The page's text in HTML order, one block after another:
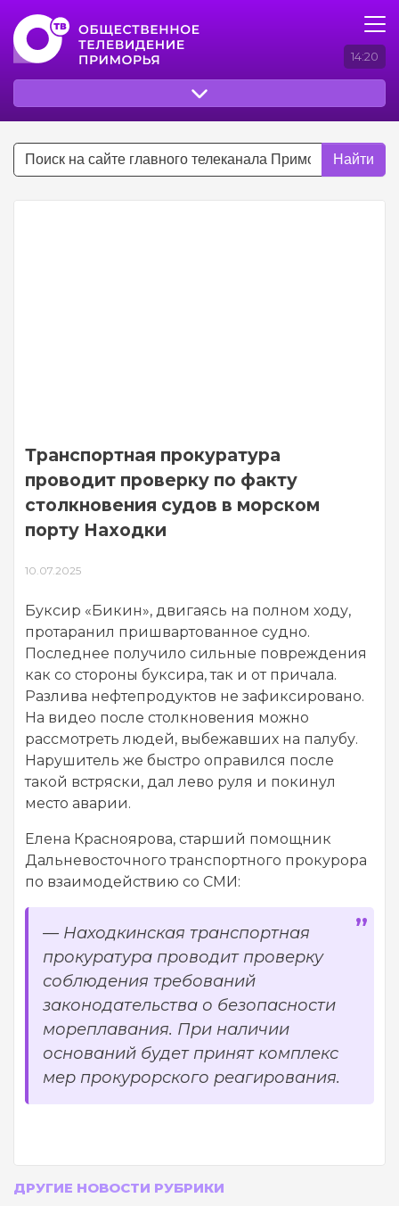
14:20
Найти
Транспортная прокуратура
проводит проверку по факту
столкновения судов в морском
порту Находки
10.07.2025
Буксир «Бикин», двигаясь на полном ходу,
протаранил пришвартованное судно.
Последнее получило сильные повреждения
как со стороны буксира, так и от причала.
Разлива нефтепродуктов не зафиксировано.
На видео после столкновения можно
рассмотреть людей, выбежавших на палубу.
Нарушитель же быстро оправился после
такой встряски, дал лево руля и покинул
место аварии.
Елена Красноярова, старший помощник
Дальневосточного транспортного прокурора
по взаимодействию со СМИ:
— Находкинская транспортная
прокуратура проводит проверку
соблюдения требований
законодательства о безопасности
мореплавания. При наличии
оснований будет принят комплекс
мер прокурорского реагирования.
ДРУГИЕ НОВОСТИ РУБРИКИ